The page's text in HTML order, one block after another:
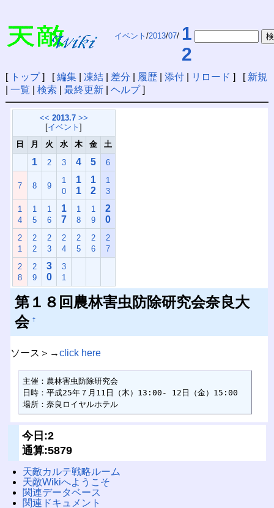
イベント /2013/07/ 1
2
[ トップ] [編集| 凍結| 差分 履歴| 添付| リロード ] [ 新規
一覧 検索 最終更新| ヘルプ]
<< 2013.7 >>
[イベント]
日
月 火 水 木 金 土
1 2 3 4 5 6
7 8 9
1
0
1
1
1
2
1
3
1
4
1
5
1
6
1
7
1
8
1
9
2
0
2
1
2
2
2
3
2
4
2
5
2
6
2
7
2
8
2
9
3
0
3
1
第１８回農林害虫防除研究会奈良大
会 †
ソース＞→click here
主催：農林害虫防除研究会
日時：平成25年７月11日（木）13:00- 12日（金）15:00
場所：奈良ロイヤルホテル
今日:2
通算:5879
天敵カルテ戦略ルーム
天敵Wikiへようこそ
関連データベース
関連ドキュメント